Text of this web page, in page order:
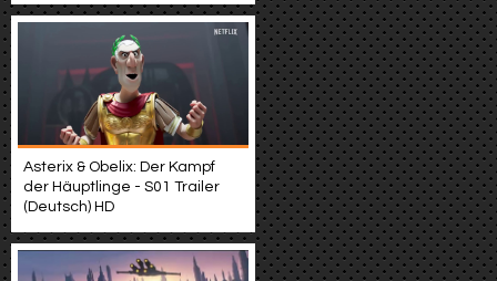
Asterix & Obelix: Der Kampf
der Häuptlinge - S01 Trailer
(Deutsch) HD